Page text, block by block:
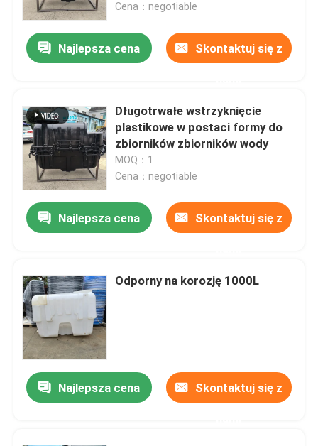
Aktualności
Forma do formowania rotacyjnego
Forma szamba
Forma zbiornika na wodę
Solidne aluminium kęsów
Rockandrollowa maszyna z otwartym płomieniem
Rockandrollowa maszyna do formowania rotacyjnego
Cena：negotiable
Najlepsza cena Skontaktuj się z
Długotrwałe wstrzyknięcie
plastikowe w postaci formy do
zbiorników zbiorników wody
MOQ：1
Cena：negotiable
Najlepsza cena Skontaktuj się z
Odporny na korozję 1000L
Najlepsza cena Skontaktuj się z